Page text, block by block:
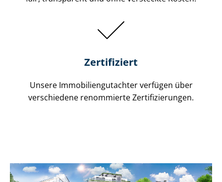
Zertifiziert
Unsere Immobilien­gutachter verfügen über
verschiedene renommierte Zer­ti­fi­zie­run­gen.